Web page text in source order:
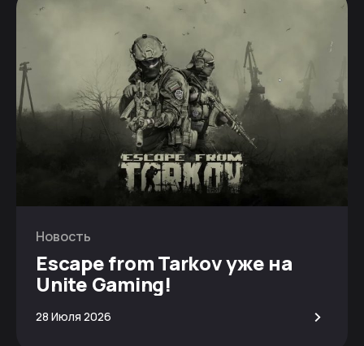
Новость
Escape from Tarkov уже на
Unite Gaming!
28 Июля 2026 >